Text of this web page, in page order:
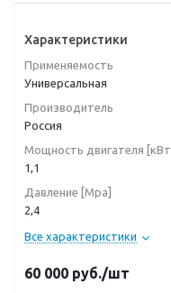
Характеристики
Применяемость
Универсальная
Производитель
Россия
Мощность двигателя [кВт]
1,1
Давление [Мpа]
2,4
Все характеристики
60 000 руб./шт